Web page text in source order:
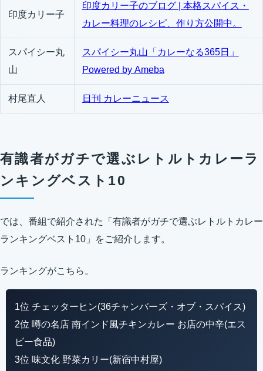
印度カリー子
印度カリー子のブログ | 本格スパイス・
カレー料理のレシピ、作り方公開中。
スパイシー丸
山
スパイシー丸山「カレーなる365日」
Powered by Ameba
村尾直人 日刊 カレーニュース
有識者がガチで選ぶレトルトカレーラ
ンキングベスト10
では、番組で紹介された「有識者がガチで選ぶレトルトカレー
ランキングベスト10」をご紹介します。
ランキングがこちら。
1位 チェッターヒン(36チャンバーズ・オブ・スパイス)
2位 噂の名店 南インド風チキンカレー お店の中辛(エス
ビー食品)
3位 味文化 野菜カリー(新宿中村屋)